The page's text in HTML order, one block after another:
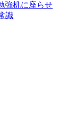
強机に座らせ
識